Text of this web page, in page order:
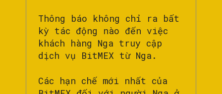
Thông báo không chỉ ra bất
kỳ tác động nào đến việc
khách hàng Nga truy cập
dịch vụ BitMEX từ Nga.
Các hạn chế mới nhất của